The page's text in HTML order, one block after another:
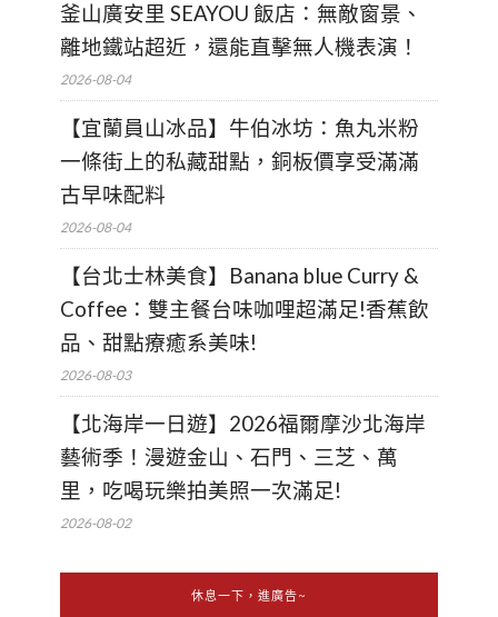
釜山廣安里 SEAYOU 飯店：無敵窗景、
離地鐵站超近，還能直擊無人機表演！
2026-08-04
【宜蘭員山冰品】牛伯冰坊：魚丸米粉
一條街上的私藏甜點，銅板價享受滿滿
古早味配料
2026-08-04
【台北士林美食】Banana blue Curry &
Coffee：雙主餐台味咖哩超滿足!香蕉飲
品、甜點療癒系美味!
2026-08-03
【北海岸一日遊】2026福爾摩沙北海岸
藝術季！漫遊金山、石門、三芝、萬
里，吃喝玩樂拍美照一次滿足!
2026-08-02
休息一下，進廣告~